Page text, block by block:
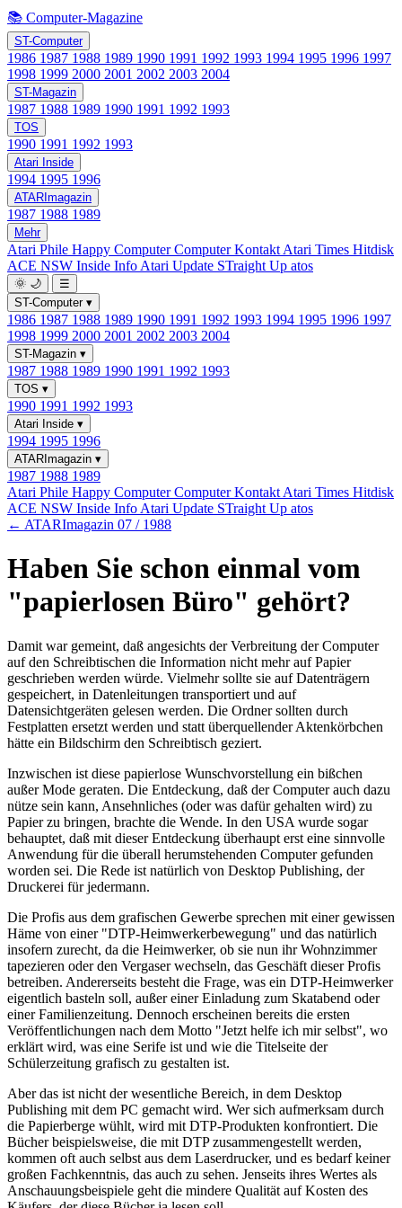
📚 Computer-Magazine
ST-Computer
1986 1987 1988 1989 1990 1991 1992 1993 1994 1995 1996 1997
1998 1999 2000 2001 2002 2003 2004
ST-Magazin
1987 1988 1989 1990 1991 1992 1993
TOS
1990 1991 1992 1993
Atari Inside
1994 1995 1996
ATARImagazin
1987 1988 1989
Mehr
Atari Phile Happy ComputerComputer Kontakt Atari Times Hitdisk
ACE NSW Inside Info Atari Update STraight Up atos
🌞 🌙
☰
ST-Computer ▾
1986 1987 1988 1989 1990 1991 1992 1993 1994 1995 1996 1997
1998 1999 2000 2001 2002 2003 2004
ST-Magazin ▾
1987 1988 1989 1990 1991 1992 1993
TOS ▾
1990 1991 1992 1993
Atari Inside ▾
1994 1995 1996
ATARImagazin ▾
1987 1988 1989
Atari Phile Happy ComputerComputer Kontakt Atari Times Hitdisk
ACE NSW Inside Info Atari Update STraight Up atos
← ATARImagazin 07 / 1988
Haben Sie schon einmal vom
"papierlosen Büro" gehört?
Damit war gemeint, daß angesichts der Verbreitung der Computer
auf den Schreibtischen die Information nicht mehr auf Papier
geschrieben werden würde. Vielmehr sollte sie auf Datenträgern
gespeichert, in Datenleitungen transportiert und auf
Datensichtgeräten gelesen werden. Die Ordner sollten durch
Festplatten ersetzt werden und statt überquellender Aktenkörbchen
hätte ein Bildschirm den Schreibtisch geziert.
Inzwischen ist diese papierlose Wunschvorstellung ein bißchen
außer Mode geraten. Die Entdeckung, daß der Computer auch dazu
nütze sein kann, Ansehnliches (oder was dafür gehalten wird) zu
Papier zu bringen, brachte die Wende. In den USA wurde sogar
behauptet, daß mit dieser Entdeckung überhaupt erst eine sinnvolle
Anwendung für die überall herumstehenden Computer gefunden
worden sei. Die Rede ist natürlich von Desktop Publishing, der
Druckerei für jedermann.
Die Profis aus dem grafischen Gewerbe sprechen mit einer gewissen
Häme von einer "DTP-Heimwerkerbewegung" und das natürlich
insofern zurecht, da die Heimwerker, ob sie nun ihr Wohnzimmer
tapezieren oder den Vergaser wechseln, das Geschäft dieser Profis
betreiben. Andererseits besteht die Frage, was ein DTP-Heimwerker
eigentlich basteln soll, außer einer Einladung zum Skatabend oder
einer Familienzeitung. Dennoch erscheinen bereits die ersten
Veröffentlichungen nach dem Motto "Jetzt helfe ich mir selbst", wo
erklärt wird, was eine Serife ist und wie die Titelseite der
Schülerzeitung grafisch zu gestalten ist.
Aber das ist nicht der wesentliche Bereich, in dem Desktop
Publishing mit dem PC gemacht wird. Wer sich aufmerksam durch
die Papierberge wühlt, wird mit DTP-Produkten konfrontiert. Die
Bücher beispielsweise, die mit DTP zusammengestellt werden,
kommen oft auch selbst aus dem Laserdrucker, und es bedarf keiner
großen Fachkenntnis, das auch zu sehen. Jenseits ihres Wertes als
Anschauungsbeispiele geht die mindere Qualität auf Kosten des